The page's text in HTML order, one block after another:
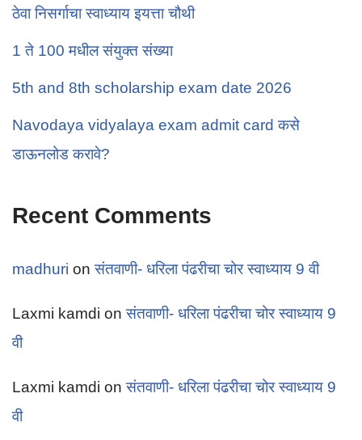
ठेवा निसर्गाचा स्वाध्याय इयत्ता चौथी
1 ते 100 मधील संयुक्त संख्या
5th and 8th scholarship exam date 2026
Navodaya vidyalaya exam admit card कसे
डाऊनलोड करावे?
Recent Comments
madhuri onसंतवाणी- धरिला पंढरीचा चोर स्वाध्याय 9 वी
Laxmi kamdi onसंतवाणी- धरिला पंढरीचा चोर स्वाध्याय 9
वी
Laxmi kamdi onसंतवाणी- धरिला पंढरीचा चोर स्वाध्याय 9
वी